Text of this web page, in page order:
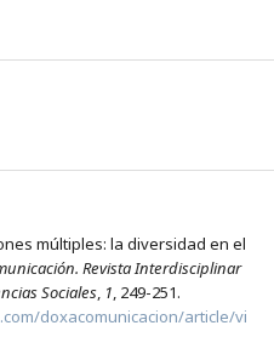
múltiples: la diversidad en el
Revista Interdisciplinar
Sociales, 1, 249-251.
doxacomunicacion/article/vi